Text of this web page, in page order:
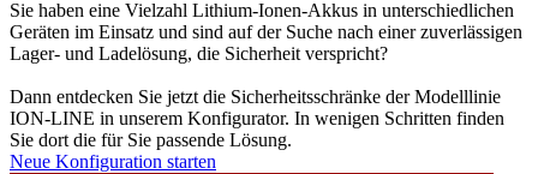
Sie haben eine Vielzahl Lithium-Ionen-Akkus in unterschiedlichen
Geräten im Einsatz und sind auf der Suche nach einer zuverlässigen
Lager- und Ladelösung, die Sicherheit verspricht?
Dann entdecken Sie jetzt die Sicherheitsschränke der Modelllinie
ION-LINE in unserem Konfigurator. In wenigen Schritten finden
Sie dort die für Sie passende Lösung.
Neue Konfiguration starten